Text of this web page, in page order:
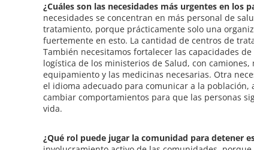
¿Cuáles son las necesidades más urgentes en los
necesidades se concentran en más personal de
tratamiento, porque prácticamente solo una
fuertemente en esto. La cantidad de centros de
También necesitamos fortalecer las capacidades
logística de los ministerios de Salud, con
equipamiento y las medicinas necesarias. Otra
el idioma adecuado para comunicar a la
cambiar comportamientos para que las personas
vida.
¿Qué rol puede jugar la comunidad para detener